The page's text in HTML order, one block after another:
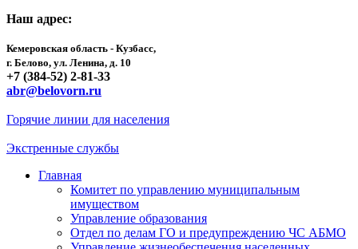
Наш адрес:
Кемеровская область - Кузбасс,
г. Белово, ул. Ленина, д. 10
+7 (384-52) 2-81-33
abr@belovorn.ru
Горячие линии для населения
Экстренные службы
Главная
Комитет по управлению муниципальным
имуществом
Управление образования
Отдел по делам ГО и предупреждению ЧС АБМО